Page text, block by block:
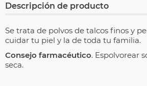
Descripción de producto
Se trata de polvos de talcos finos y
cuidar tu piel y la de toda tu familia.
Consejo farmacéutico. Espolvorear
seca.